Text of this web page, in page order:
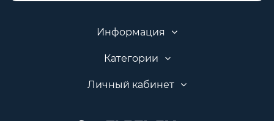
Информация
Категории
Личный кабинет